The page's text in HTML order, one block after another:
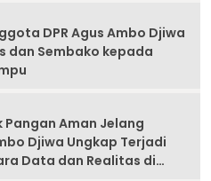
DPR Agus Ambo Djiwa
dan Sembako kepada
Aman Jelang
Djiwa Ungkap Terjadi
Data dan Realitas di